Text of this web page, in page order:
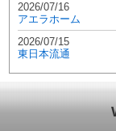
2026/07/16
アエラホーム
2026/07/15
東日本流通